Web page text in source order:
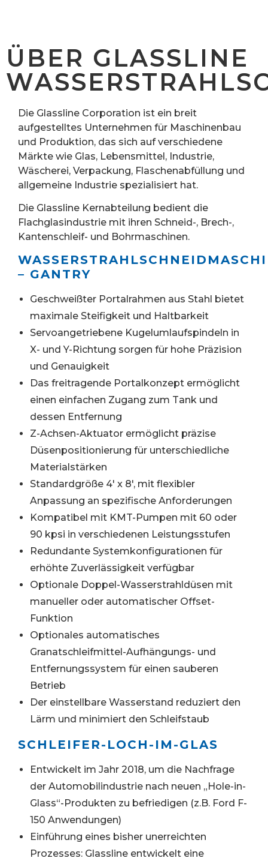
ÜBER GLASSLINE
Die Glassline Corporation ist ein breit
aufgestelltes Unternehmen für Maschinenbau
und Produktion, das sich auf verschiedene
Märkte wie Glas, Lebensmittel, Industrie,
Wäscherei, Verpackung, Flaschenabfüllung und
allgemeine Industrie spezialisiert hat.
Die Glassline Kernabteilung bedient die
Flachglasindustrie mit ihren Schneid-, Brech-,
Kantenschleif- und Bohrmaschinen.
– GANTRY
Geschweißter Portalrahmen aus Stahl bietet
maximale Steifigkeit und Haltbarkeit
Servoangetriebene Kugelumlaufspindeln in
X- und Y-Richtung sorgen für hohe Präzision
und Genauigkeit
Das freitragende Portalkonzept ermöglicht
einen einfachen Zugang zum Tank und
dessen Entfernung
Z-Achsen-Aktuator ermöglicht präzise
Düsenpositionierung für unterschiedliche
Materialstärken
Standardgröße 4′ x 8′, mit flexibler
Anpassung an spezifische Anforderungen
Kompatibel mit KMT-Pumpen mit 60 oder
90 kpsi in verschiedenen Leistungsstufen
Redundante Systemkonfigurationen für
erhöhte Zuverlässigkeit verfügbar
Optionale Doppel-Wasserstrahldüsen mit
manueller oder automatischer Offset-
Funktion
Optionales automatisches
Granatschleifmittel-Aufhängungs- und
Entfernungssystem für einen sauberen
Betrieb
Der einstellbare Wasserstand reduziert den
Lärm und minimiert den Schleifstaub
SCHLEIFER-LOCH-IM-GLAS
Entwickelt im Jahr 2018, um die Nachfrage
der Automobilindustrie nach neuen „Hole-in-
Glass“-Produkten zu befriedigen (z.B. Ford F-
150 Anwendungen)
Einführung eines bisher unerreichten
Prozesses: Glassline entwickelt eine